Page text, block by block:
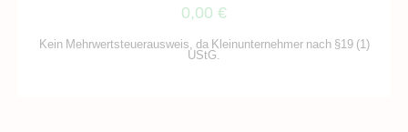
0,00 €
Kein Mehrwertsteuerausweis, da Kleinunternehmer nach §19 (1)
UStG.